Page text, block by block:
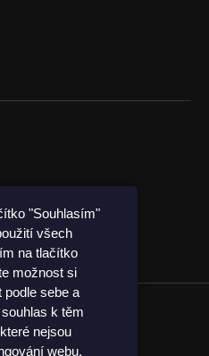
"Souhlasím"
všech
na tlačítko
možnost si
podle sebe a
k těm
nejsou
webu.